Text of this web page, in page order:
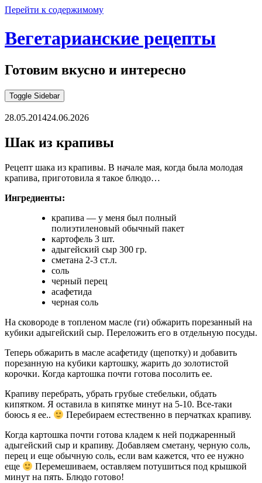
Перейти к содержимому
Вегетарианские рецепты
Готовим вкусно и интересно
Toggle Sidebar
28.05.201424.06.2026
Шак из крапивы
Рецепт шака из крапивы. В начале мая, когда была молодая
крапива, приготовила я такое блюдо…
Ингредиенты:
крапива — у меня был полный
полиэтиленовый обычный пакет
картофель 3 шт.
адыгейский сыр 300 гр.
сметана 2-3 ст.л.
соль
черный перец
асафетида
черная соль
На сковороде в топленом масле (ги) обжарить порезанный на
кубики адыгейский сыр. Переложить его в отдельную посуды.
Теперь обжарить в масле асафетиду (щепотку) и добавить
порезанную на кубики картошку, жарить до золотистой
корочки. Когда картошка почти готова посолить ее.
Крапиву перебрать, убрать грубые стебельки, обдать
кипятком. Я оставила в кипятке минут на 5-10. Все-таки
боюсь я ее..
Перебираем естественно в перчатках крапиву.
Когда картошка почти готова кладем к ней поджаренный
адыгейский сыр и крапиву. Добавляем сметану, черную соль,
перец и еще обычную соль, если вам кажется, что ее нужно
еще
Перемешиваем, оставляем потушиться под крышкой
минут на пять. Блюдо готово!